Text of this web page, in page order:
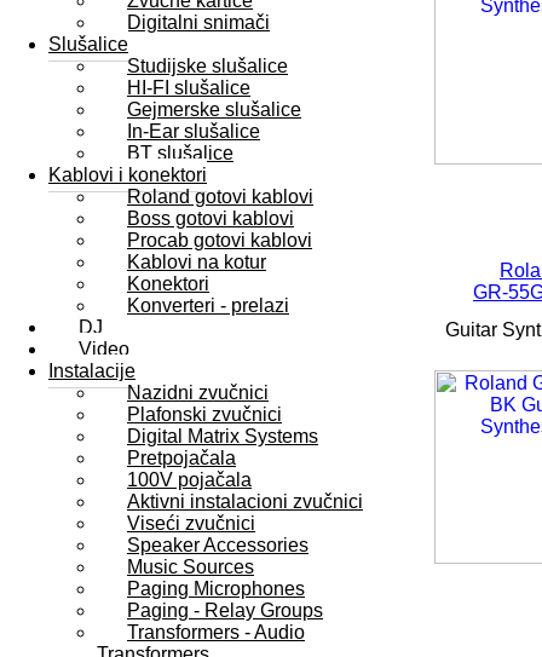
Digitalni snimači
Slušalice
Studijske slušalice
HI-FI slušalice
Gejmerske slušalice
In-Ear slušalice
BT slušalice
Kablovi i konektori
Roland gotovi kablovi
Boss gotovi kablovi
Procab gotovi kablovi
Kablovi na kotur
Konektori
Konverteri - prelazi
DJ
Video
Instalacije
Nazidni zvučnici
Plafonski zvučnici
Digital Matrix Systems
Pretpojačala
100V pojačala
Aktivni instalacioni zvučnici
Viseći zvučnici
Speaker Accessories
Music Sources
Paging Microphones
Paging - Relay Groups
Transformers - Audio
GR-
Guitar